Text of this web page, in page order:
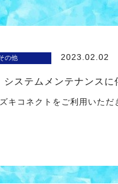
の他 2023.02.02
システムメンテナンス
キコネクトをご利用いた